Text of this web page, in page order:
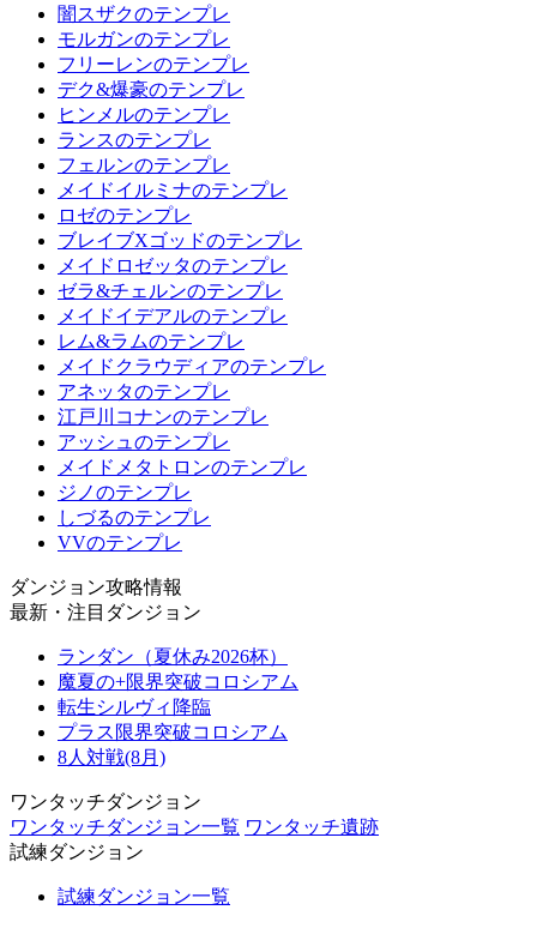
闇スザクのテンプレ
モルガンのテンプレ
フリーレンのテンプレ
デク&爆豪のテンプレ
ヒンメルのテンプレ
ランスのテンプレ
フェルンのテンプレ
メイドイルミナのテンプレ
ロゼのテンプレ
ブレイブXゴッドのテンプレ
メイドロゼッタのテンプレ
ゼラ&チェルンのテンプレ
メイドイデアルのテンプレ
レム&ラムのテンプレ
メイドクラウディアのテンプレ
アネッタのテンプレ
江戸川コナンのテンプレ
アッシュのテンプレ
メイドメタトロンのテンプレ
ジノのテンプレ
しづるのテンプレ
VVのテンプレ
ダンジョン攻略情報
最新・注目ダンジョン
ランダン（夏休み2026杯）
魔夏の+限界突破コロシアム
転生シルヴィ降臨
プラス限界突破コロシアム
8人対戦(8月)
ワンタッチダンジョン
ワンタッチダンジョン一覧 ワンタッチ遺跡
試練ダンジョン
試練ダンジョン一覧